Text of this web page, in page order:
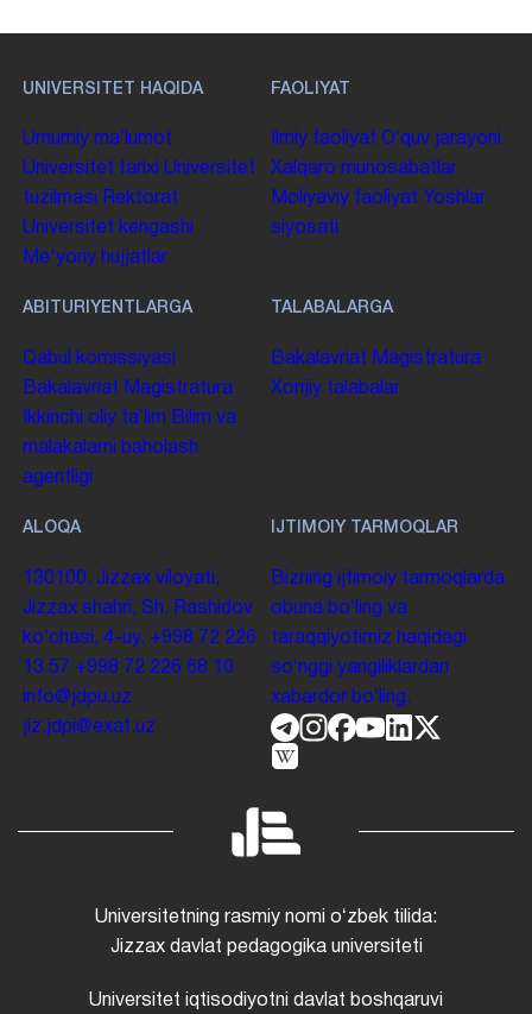
UNIVERSITET HAQIDA
Umumiy maʼlumot
Universitet tarixi Universitet
tuzilmasi
Rektorat
Universitet kengashi
Me'yoriy hujjatlar
FAOLIYAT
Ilmiy faoliyat Oʻquv jarayoni
Xalqaro munosabatlar
Moliyaviy faoliyat Yoshlar
siyosati
ABITURIYENTLARGA
Qabul komissiyasi
Bakalavriat Magistratura
Ikkinchi oliy taʼlim Bilim va
malakalarni baholash
agentligi
TALABALARGA
Bakalavriat Magistratura
Xorijiy talabalar
ALOQA
130100. Jizzax viloyati,
Jizzax shahri, Sh. Rashidov
koʻchasi, 4-uy. +998 72 226
13 57 +998 72 226 68 10
info@jdpu.uz
jiz.jdpi@exat.uz
IJTIMOIY TARMOQLAR
Bizning ijtimoiy tarmoqlarda
obuna boʻling va
taraqqiyotimiz haqidagi
soʻnggi yangiliklardan
xabardor boʻling.
Universitetning rasmiy nomi oʻzbek tilida:
Jizzax davlat pedagogika universiteti
Universitet iqtisodiyotni davlat boshqaruvi